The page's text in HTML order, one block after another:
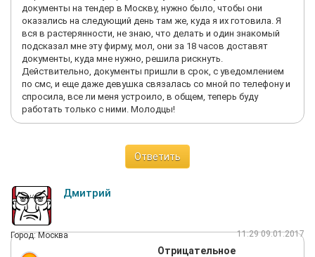
документы на тендер в Москву, нужно было, чтобы они
оказались на следующий день там же, куда я их готовила. Я
вся в растерянности, не знаю, что делать и один знакомый
подсказал мне эту фирму, мол, они за 18 часов доставят
документы, куда мне нужно, решила рискнуть.
Действительно, документы пришли в срок, с уведомлением
по смс, и еще даже девушка связалась со мной по телефону и
спросила, все ли меня устроило, в общем, теперь буду
работать только с ними. Молодцы!
Ответить
Дмитрий
Город: Москва 11:29 09.01.2017
Отрицательное